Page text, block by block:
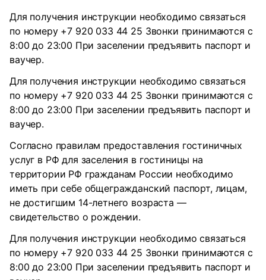
Для получения инструкции необходимо связаться
по номеру +7 920 033 44 25 Звонки принимаются с
8:00 до 23:00 При заселении предъявить паспорт и
ваучер.
Для получения инструкции необходимо связаться
по номеру +7 920 033 44 25 Звонки принимаются с
8:00 до 23:00 При заселении предъявить паспорт и
ваучер.
Согласно правилам предоставления гостиничных
услуг в РФ для заселения в гостиницы на
территории РФ гражданам России необходимо
иметь при себе общегражданский паспорт, лицам,
не достигшим 14-летнего возраста —
свидетельство о рождении.
Для получения инструкции необходимо связаться
по номеру +7 920 033 44 25 Звонки принимаются с
8:00 до 23:00 При заселении предъявить паспорт и